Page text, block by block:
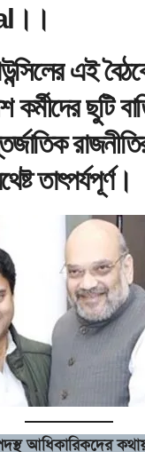
এই
ছুটি
তাৎপর্যপূর্ণ।
আধিকারিকদের